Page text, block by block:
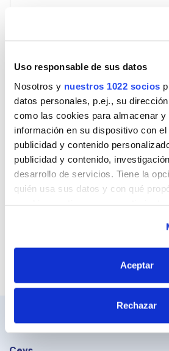
Uso responsable de sus datos
Nosotros y nuestros 1022 socios
datos personales, p.ej., su
como las cookies para almacenar y
información en su dispositivo con
publicidad y contenido
publicidad y contenido,
desarrollo de servicios. Tiene la
quién usa sus datos y con qué
Si lo permite, también quisiéramos:
Identificar su dispositivo
Aceptar
Rechazar
Correo
Sitio web